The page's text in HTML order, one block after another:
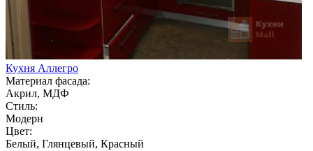
Кухня Аллегро
Материал фасада:
Акрил, МДФ
Стиль:
Модерн
Цвет:
Белый, Глянцевый, Красный